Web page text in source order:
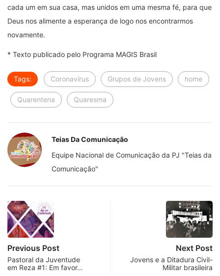
cada um em sua casa, mas unidos em uma mesma fé, para que
Deus nos alimente a esperança de logo nos encontrarmos
novamente.
* Texto publicado pelo Programa MAGIS Brasil
Tags: Coronavírus Grupos de Jovens home
Quarentena Quaresma
Teias Da Comunicação
Equipe Nacional de Comunicação da PJ "Teias da
Comunicação"
Previous Post
Pastoral da Juventude
em Reza #1: Em favor…
Next Post
Jovens e a Ditadura Civil-
Militar brasileira